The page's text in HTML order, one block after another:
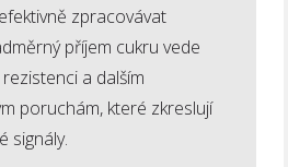
zpracovávat
příjem cukru vede
a dalším
poruchám, které zkreslují
signály.